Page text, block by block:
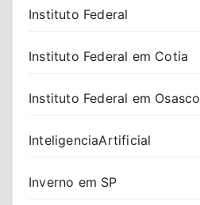
Instituto Federal
Instituto Federal em Cotia
Instituto Federal em Osasco
InteligenciaArtificial
Inverno em SP